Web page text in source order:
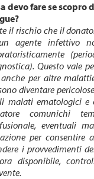
devo fare se scopro
il rischio che il
agente infettivo
Questo vale
per altre
diventare
malati ematologici e
comunichi
eventuali
per consentire
i provvedimenti
disponibile,